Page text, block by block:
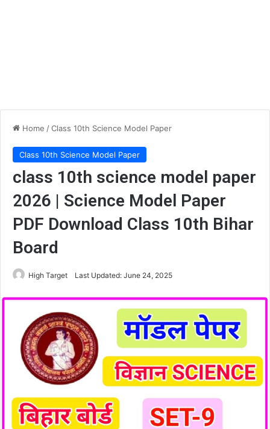
Home /Class 10th Science Model Paper
Class 10th Science Model Paper
class 10th science model paper
2026 | Science Model Paper
PDF Download Class 10th Bihar
Board
High Target Last Updated: June 24, 2025